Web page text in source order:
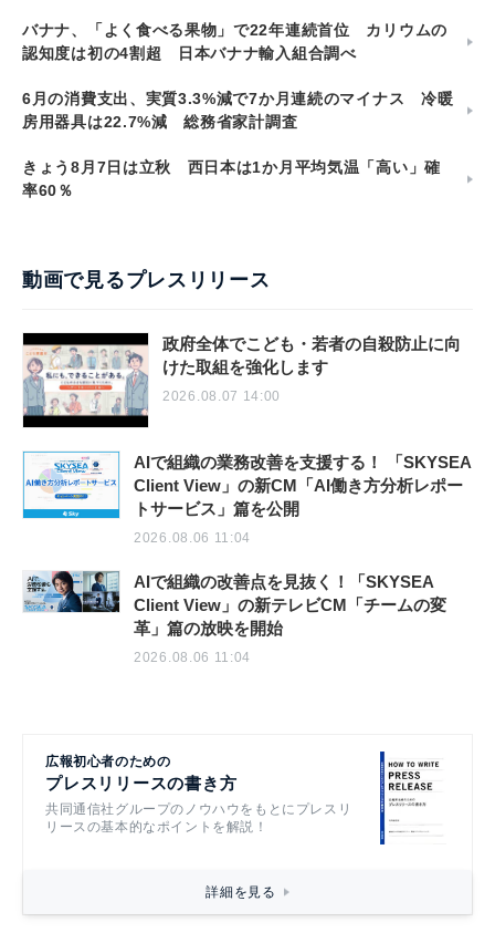
バナナ、「よく食べる果物」で22年連続首位 カリウムの
認知度は初の4割超 日本バナナ輸入組合調べ
6月の消費支出、実質3.3%減で7か月連続のマイナス 冷暖
房用器具は22.7%減 総務省家計調査
きょう8月7日は立秋 西日本は1か月平均気温「高い」確
率60％
動画で見るプレスリリース
政府全体でこども・若者の自殺防止に向
けた取組を強化します
2026.08.07 14:00
AIで組織の業務改善を支援する！ 「SKYSEA
Client View」の新CM「AI働き方分析レポー
トサービス」篇を公開
2026.08.06 11:04
AIで組織の改善点を見抜く！「SKYSEA
Client View」の新テレビCM「チームの変
革」篇の放映を開始
2026.08.06 11:04
広報初心者のための
プレスリリースの書き方
共同通信社グループのノウハウをもとにプレスリ
リースの基本的なポイントを解説！
詳細を見る